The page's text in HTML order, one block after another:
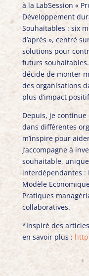
à la LabSession «
Développement
Souhaitables : six
d’après », centré
solutions pour
futurs souhaitables.
décide de monter
des organisations
plus d’impact
Depuis, je continue
dans différentes
m’inspire pour
j’accompagne à
souhaitable,
interdépendantes :
Modèle
Pratiques
collaboratives.
*Inspiré des
en savoir plus :